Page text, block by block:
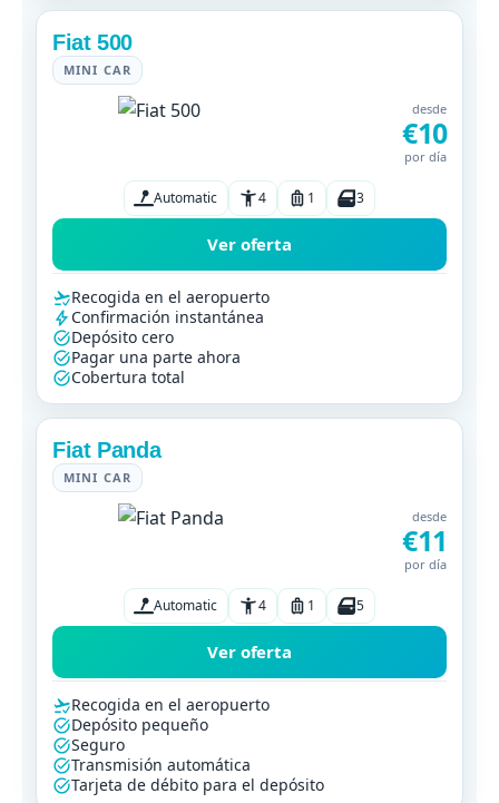
Fiat 500
MINI CAR
desde
€10
por día
Automatic 4 1 3
Ver oferta
Recogida en el aeropuerto
Confirmación instantánea
Depósito cero
Pagar una parte ahora
Cobertura total
Fiat Panda
MINI CAR
desde
€11
por día
Automatic 4 1 5
Ver oferta
Recogida en el aeropuerto
Depósito pequeño
Seguro
Transmisión automática
Tarjeta de débito para el depósito